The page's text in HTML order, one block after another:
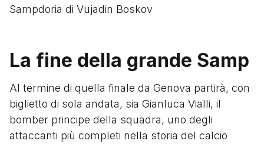
Sampdoria di Vujadin Boskov
La fine della grande Samp
Al termine di quella finale da Genova partirà, con
biglietto di sola andata, sia Gianluca Vialli, il
bomber principe della squadra, uno degli
attaccanti più completi nella storia del calcio